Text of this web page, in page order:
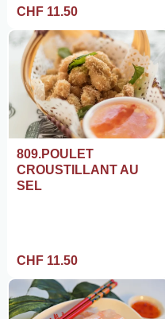
CHF 11.50
809.POULET
CROUSTILLANT AU
SEL
CHF 11.50